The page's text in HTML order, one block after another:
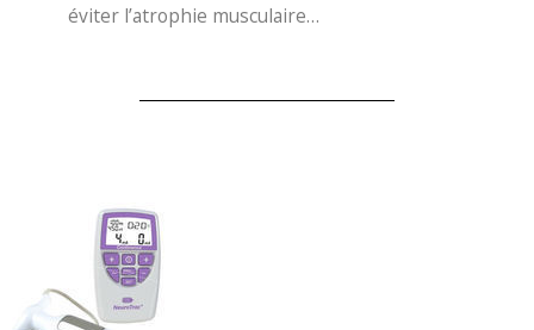
éviter l’atrophie musculaire…